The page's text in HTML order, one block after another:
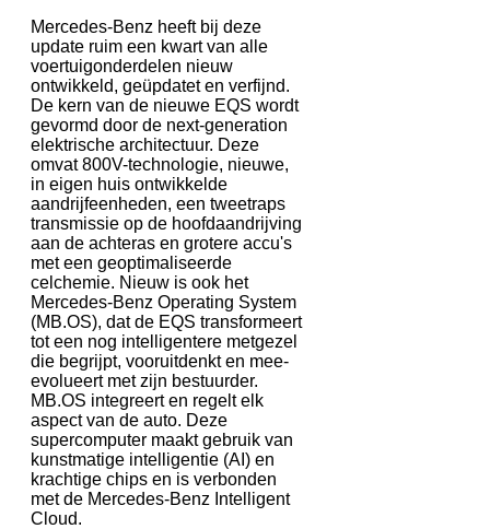
Mercedes-Benz heeft bij deze
update ruim een kwart van alle
voertuigonderdelen nieuw
ontwikkeld, geüpdatet en verfijnd.
De kern van de nieuwe EQS wordt
gevormd door de next-generation
elektrische architectuur. Deze
omvat 800V-technologie, nieuwe,
in eigen huis ontwikkelde
aandrijfeenheden, een tweetraps
transmissie op de hoofdaandrijving
aan de achteras en grotere accu's
met een geoptimaliseerde
celchemie. Nieuw is ook het
Mercedes-Benz Operating System
(MB.OS), dat de EQS transformeert
tot een nog intelligentere metgezel
die begrijpt, vooruitdenkt en mee-
evolueert met zijn bestuurder.
MB.OS integreert en regelt elk
aspect van de auto. Deze
supercomputer maakt gebruik van
kunstmatige intelligentie (AI) en
krachtige chips en is verbonden
met de Mercedes-Benz Intelligent
Cloud.